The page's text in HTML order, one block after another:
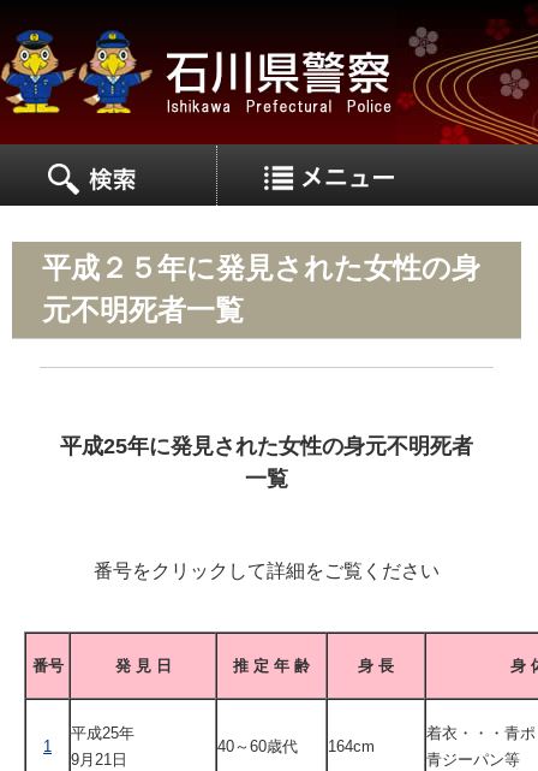
平成２５年に発見された女性の身
元不明死者一覧
平成25年に発見された女性の身元不明死者
一覧
番号をクリックして詳細をご覧ください
番号 発 見 日 推 定 年 齢 身 長 身
1
平成25年
9月21日
40～60歳代 164cm
着衣・・・青
青ジーパン等